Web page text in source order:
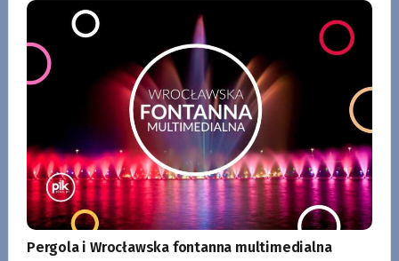
Pergola i Wrocławska fontanna multimedialna